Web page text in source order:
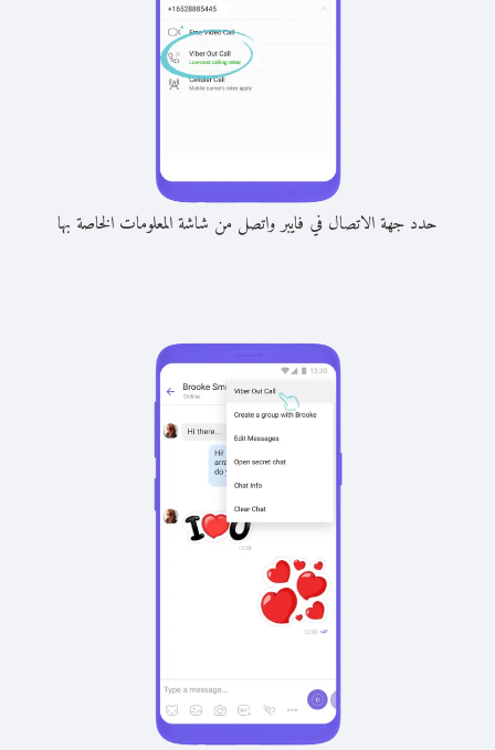
حدد جهة الاتصال في فايبر واتصل من شاشة المعلومات الخاصة بها